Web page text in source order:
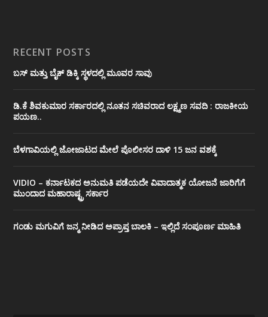
RECENT POSTS
ಬಸ್ ಮತ್ತು ಬೈಕ್ ಡಿಕ್ಕಿ ಸ್ಥಳದಲ್ಲಿ ಮೂವರ ಸಾವು
ಡಿ.ಕೆ ಶಿವಕುಮಾರ ಸರ್ಕಾರದಲ್ಲಿ ನೂತನ ಸಚಿವರಾದ ಲಕ್ಷ್ಮಣ ಸವದಿ : ರಾಜಕೀಯ
ಪಯಣ..
ಬೆಳಗಾವಿಯಲ್ಲಿ ಜೋಜಾಟದ ಮೇಲೆ ಪೊಲೀಸರ ದಾಳಿ 15 ಜನ ವಶಕ್ಕೆ
VIDIO – ಕರ್ನಾಟಕದ ಅನುಮತಿ ಪಡೆಯದೇ ವಿವಾದಾತ್ಮಕ ಯೋಜನೆ ಜಾರಿಗೆಗೆ
ಮುಂದಾದ ಮಹಾರಾಷ್ಟ್ರ ಸರ್ಕಾರ
ಗಂಡು ಮಗುವಿಗೆ ಜನ್ಮ ನೀಡಿದ ಅಪ್ರಾಪ್ತ ಬಾಲಕಿ – ಇಲ್ಲಿದೆ ಸಂಪೂರ್ಣ ಮಾಹಿತಿ